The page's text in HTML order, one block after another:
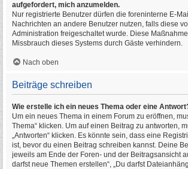
aufgefordert, mich anzumelden.
Nur registrierte Benutzer dürfen die foreninterne E-
Nachrichten an andere Benutzer nutzen, falls diese
Administration freigeschaltet wurde. Diese
Missbrauch dieses Systems durch Gäste verhindern.
Nach oben
Beiträge schreiben
Wie erstelle ich ein neues Thema oder eine
Um ein neues Thema in einem Forum zu eröffnen,
Thema“ klicken. Um auf einen Beitrag zu antworten,
„Antworten“ klicken. Es könnte sein, dass eine
ist, bevor du einen Beitrag schreiben kannst. Deine
jeweils am Ende der Foren- und der Beitragsansicht
darfst neue Themen erstellen“, „Du darfst